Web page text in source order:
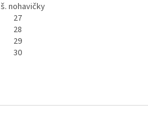
š. nohavičky
27
28
29
30